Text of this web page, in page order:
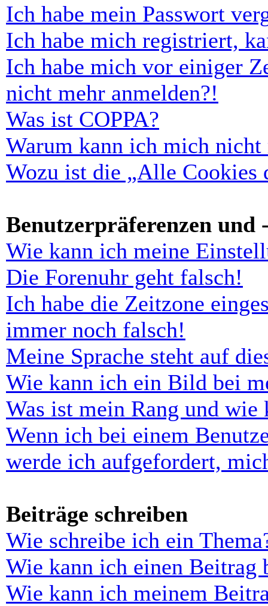
Ich habe mein Passwort
Ich habe mich registriert,
Ich habe mich vor einiger
nicht mehr anmelden?!
Was ist COPPA?
Warum kann ich mich nicht
Wozu ist die „Alle Cookies
Benutzerpräferenzen und
Wie kann ich meine
Die Forenuhr geht falsch!
Ich habe die Zeitzone
immer noch falsch!
Meine Sprache steht auf
Wie kann ich ein Bild bei
Was ist mein Rang und wie
Wenn ich bei einem
werde ich aufgefordert,
Beiträge schreiben
Wie schreibe ich ein
Wie kann ich einen Beitrag
Wie kann ich meinem